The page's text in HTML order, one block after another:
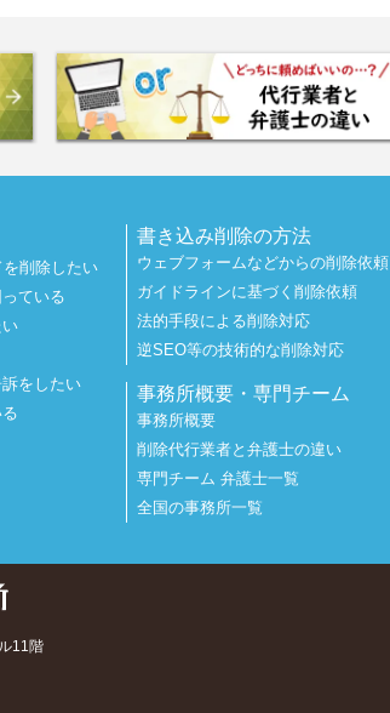
削除したい
ている
をしたい
書き込み削除の方法
ウェブフォームなどからの削除依頼
ガイドラインに基づく削除依頼
法的手段による削除対応
逆SEO等の技術的な削除対応
事務所概要・専門チーム
事務所概要
削除代行業者と弁護士の違い
専門チーム 弁護士一覧
全国の事務所一覧
11階